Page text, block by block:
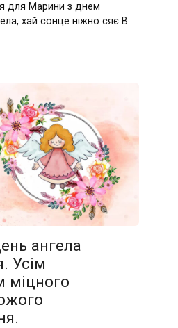
для Марини з днем
хай сонце ніжно сяє В
ангела
Усім
міцного